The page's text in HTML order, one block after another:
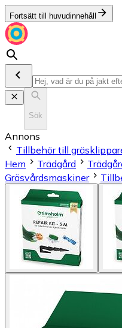
Fortsätt till huvudinnehåll
Sök
Annons
Tillbehör till
Hem
Trädgård
Gräsvårdsmaskiner